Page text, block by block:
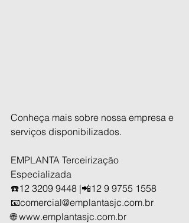
Conheça mais sobre nossa empresa e
serviços disponibilizados.
EMPLANTA Terceirização
Especializada
☎️12 3209 9448 |📲12 9 9755 1558
📧comercial@emplantasjc.com.br
🌐 www.emplantasjc.com.br